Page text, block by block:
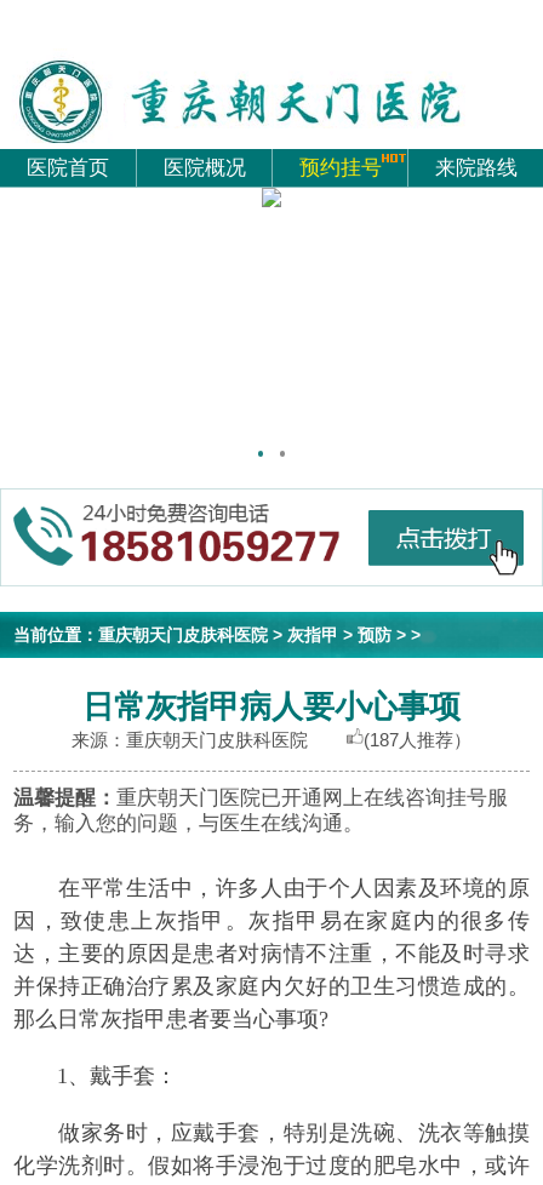
医院首页 医院概况 预约挂号 来院路线
当前位置：重庆朝天门皮肤科医院> 灰指甲 >预防 > >
日常灰指甲病人要小心事项
来源：重庆朝天门皮肤科医院 (187人推荐）
温馨提醒：重庆朝天门医院已开通网上在线咨询挂号服
务，输入您的问题，与医生在线沟通。
在平常生活中，许多人由于个人因素及环境的原
因，致使患上灰指甲。灰指甲易在家庭内的很多传
达，主要的原因是患者对病情不注重，不能及时寻求
并保持正确治疗累及家庭内欠好的卫生习惯造成的。
那么日常灰指甲患者要当心事项?
1、戴手套：
做家务时，应戴手套，特别是洗碗、洗衣等触摸
化学洗剂时。假如将手浸泡于过度的肥皂水中，或许